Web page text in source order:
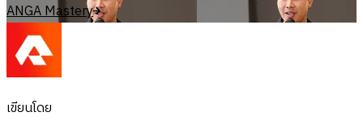
ANGA Mastery
เขียนโดย